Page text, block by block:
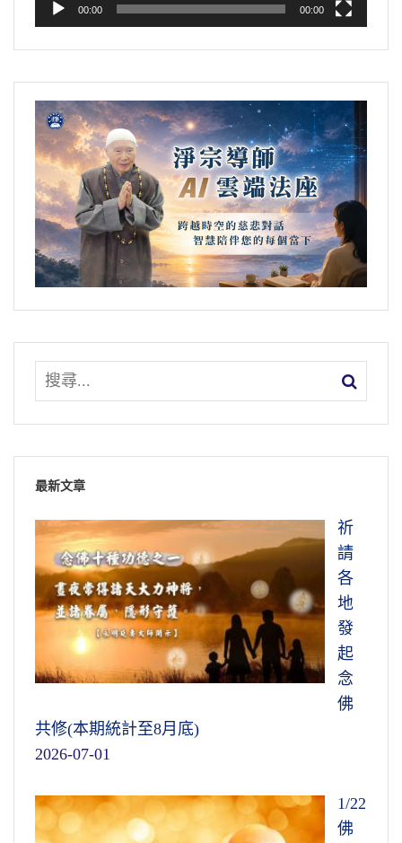
2010/8/5 檔名：02-039-0097
2010/7/15 檔名：02-039-0080
生煩惱。沒有希望，永遠不生煩惱，看他什麼
慢來不著急，不要起心動念，一切順其自然，
這叫妙用。
文摘恭錄—淨土大經解演義（第七十七集）
2010/7/12 檔名：02-039-0077
遇到章嘉大師，他勸我出家，勸我真幹，這個
佛是個思想家、是個哲學家、是個教育家，搞
清楚、搞明白，這個教育確實能救社會，能救
這個世界。這話不是我說的，七十年代英國湯
恩比博士說的，這個話說得是真的，一點都不
假。他說「要解決二十一世紀社會問題」，這
個問題現在非常嚴重，「只有中國孔孟學說與
大乘佛法」。這真知灼見，不容易！
文摘恭錄—淨土大經解演義（第七十三集）
2010/7/8 檔名：02-039-0073
00:00 00:00
最新文章
祈
請
各
地
發
起
念
佛
共修(本期統計至8月底)
2026-07-01
1/22
佛